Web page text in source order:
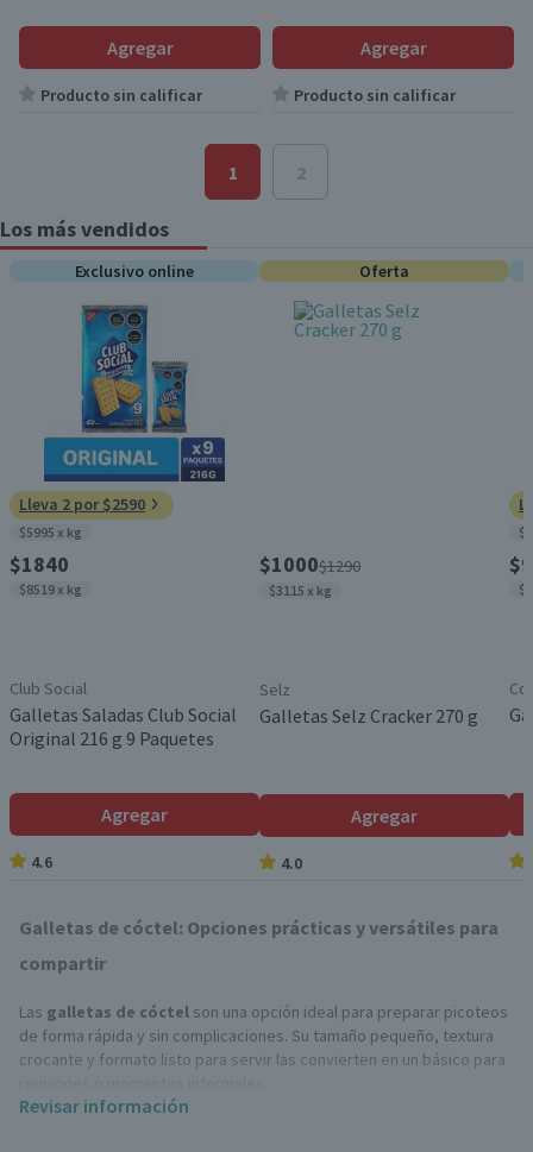
Agregar
Producto sin calificar
Agregar
Producto sin calificar
1 2
Los más vendidos
Exclusivo online
Lleva 2 por $2590
$5995 x kg
$1840
$8519 x kg
Club Social
Galletas Saladas Club Social
Original 216 g 9 Paquetes
Agregar
4.6
Oferta
$1000$1290
$3115 x kg
Selz
Galletas Selz Cracker 270 g
Agregar
4.0
Galletas de cóctel: Opciones prácticas y versátiles para
compartir
Las galletas de cóctel son una opción ideal para preparar picoteos
de forma rápida y sin complicaciones. Su tamaño pequeño, textura
crocante y formato listo para servir las convierten en un básico para
Revisar información